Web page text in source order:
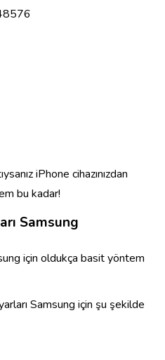
iPhone cihazınızdan
bu kadar!
Samsung
için oldukça basit yöntem
Samsung için şu şekilde